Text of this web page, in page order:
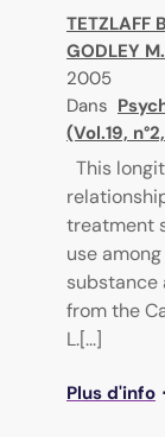
TETZLAFF
GODLEY
2005
Dans
(Vol.19,
This
treatment
use
substance
from the
L.[...]
Plus d'info